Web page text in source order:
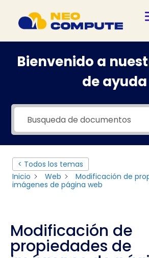
Bienvenido a
de ayuda
< Todos los temas
Inicio
Web
Modificación de
imágenes de página web
Modificación de
propiedades de